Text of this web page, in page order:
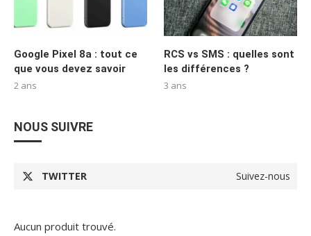
Google Pixel 8a : tout ce
que vous devez savoir
2 ans
RCS vs SMS : quelles sont
les différences ?
3 ans
NOUS SUIVRE
TWITTER Suivez-nous
Aucun produit trouvé.